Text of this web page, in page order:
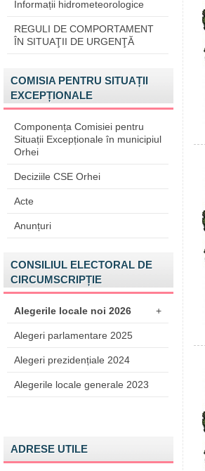
Informații hidrometeorologice
REGULI DE COMPORTAMENT
ÎN SITUAŢII DE URGENŢĂ
COMISIA PENTRU SITUAȚII
EXCEPȚIONALE
Componența Comisiei pentru
Situații Excepționale în municipiul
Orhei
Deciziile CSE Orhei
Acte
Anunțuri
CONSILIUL ELECTORAL DE
CIRCUMSCRIPȚIE
Alegerile locale noi 2026 +
Alegeri parlamentare 2025
Alegeri prezidențiale 2024
Alegerile locale generale 2023
ADRESE UTILE